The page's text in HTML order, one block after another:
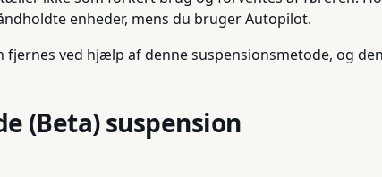
enheder, mens du bruger Autopilot.
fjernes ved hjælp af denne suspensionsmetode, og
(Beta) suspension